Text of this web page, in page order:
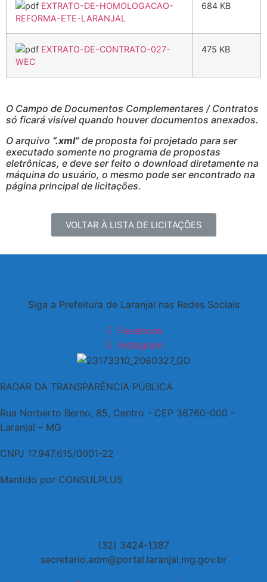
EXTRATO-DE-HOMOLOGACAO-
REFORMA-ETE-LARANJAL
684 KB
EXTRATO-DE-CONTRATO-027-
WEC
475 KB
O Campo de Documentos Complementares / Contratos
só ficará visível quando houver documentos anexados.
O arquivo “.xml” de proposta foi projetado para ser
executado somente no programa de propostas
eletrônicas, e deve ser feito o download diretamente na
máquina do usuário, o mesmo pode ser encontrado na
página principal de licitações.
VOLTAR À LISTA DE LICITAÇÕES
Siga a Prefeitura de Laranjal nas Redes Sociais
Facebook
Instagram
RADAR DA TRANSPARÊNCIA PÚBLICA
Rua Norberto Berno, 85, Centro - CEP 36760-000 -
Laranjal – MG
CNPJ 17.947.615/0001-22
Mantido por CONSULPLUS
(32) 3424-1387
secretario.adm@portal.laranjal.mg.gov.br